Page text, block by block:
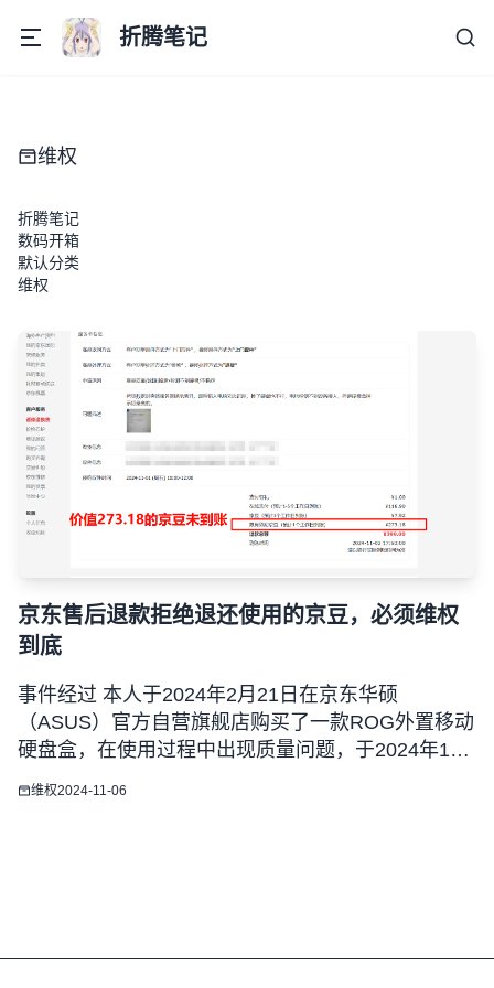
折腾笔记
维权
折腾笔记
数码开箱
默认分类
维权
京东售后退款拒绝退还使用的京豆，必须维权
到底
事件经过 本人于2024年2月21日在京东华硕
（ASUS）官方自营旗舰店购买了一款ROG外置移动
硬盘盒，在使用过程中出现质量问题，于2024年11
月1日申请售后服务。 京东上门取件后，经过检测给
维权2024-11-06